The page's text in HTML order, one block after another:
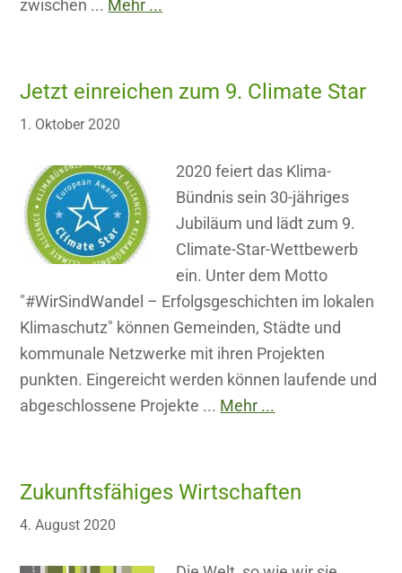
zwischen ... Mehr ...
Jetzt einreichen zum 9. Climate Star
1. Oktober 2020
2020 feiert das Klima-
Bündnis sein 30-jähriges
Jubiläum und lädt zum 9.
Climate-Star-Wettbewerb
ein. Unter dem Motto
"#WirSindWandel – Erfolgsgeschichten im lokalen
Klimaschutz" können Gemeinden, Städte und
kommunale Netzwerke mit ihren Projekten
punkten. Eingereicht werden können laufende und
abgeschlossene Projekte ... Mehr ...
Zukunftsfähiges Wirtschaften
4. August 2020